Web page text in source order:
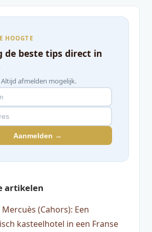
HOOGTE
de beste tips direct in
Altijd afmelden mogelijk.
Aanmelden →
artikelen
(Cahors): Een
kasteelhotel in een Franse